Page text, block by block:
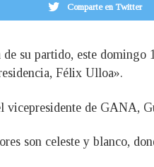
Comparte en Twitter
su partido, este domingo
Félix Ulloa».
vicepresidente de GANA,
son celeste y blanco,